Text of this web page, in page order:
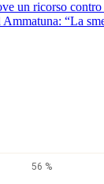
un ricorso contro
“La
56 %